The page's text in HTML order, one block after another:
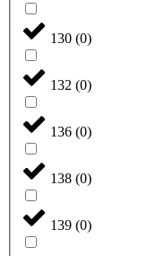
130 (0)
132 (0)
136 (0)
138 (0)
139 (0)